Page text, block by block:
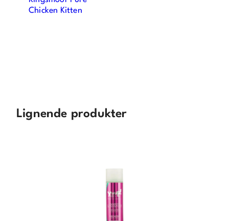
Chicken Kitten
Lignende produkter